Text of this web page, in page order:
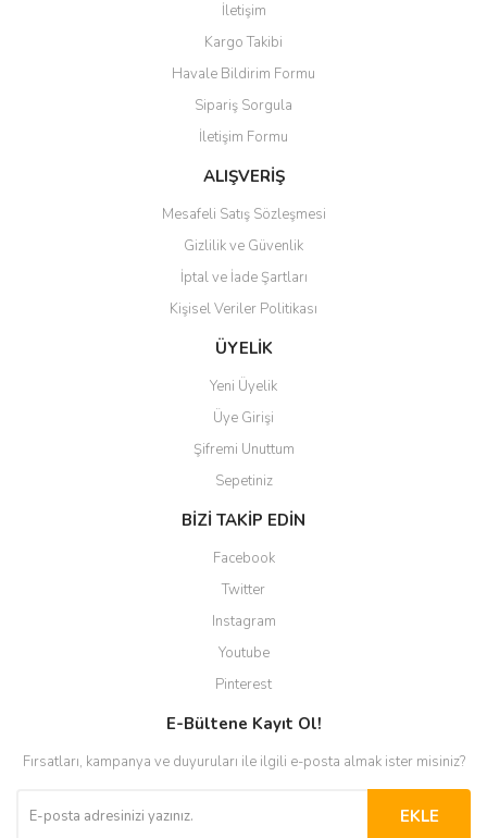
Ürün bilgilerinde hatalar bulunuyor.
Ürün fiyatı diğer sitelerden daha pahalı.
Bu ürüne benzer farklı alternatifler olmalı.
Gönder
İletişim
Kargo Takibi
Havale Bildirim Formu
Sipariş Sorgula
İletişim Formu
ALIŞVERİŞ
Mesafeli Satış Sözleşmesi
Gizlilik ve Güvenlik
İptal ve İade Şartları
Kişisel Veriler Politikası
ÜYELİK
Yeni Üyelik
Üye Girişi
Şifremi Unuttum
Sepetiniz
BİZİ TAKİP EDİN
Facebook
Twitter
Instagram
Youtube
Pinterest
E-Bültene Kayıt Ol!
Fırsatları, kampanya ve duyuruları ile ilgili e-posta almak ister misiniz?
EKLE